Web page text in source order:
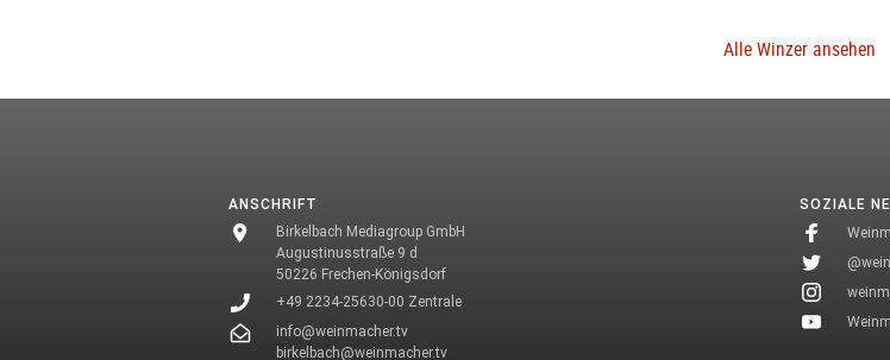
Alle Winzer ansehen
ANSCHRIFT
Birkelbach Mediagroup GmbH
Augustinusstraße 9 d
50226 Frechen-Königsdorf
+49 2234-25630-00 Zentrale
info@weinmacher.tv
birkelbach@weinmacher.tv
SOZIALE